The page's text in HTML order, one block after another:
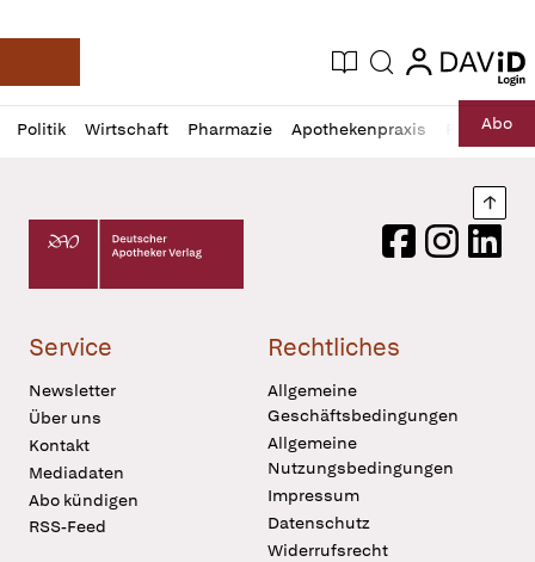
Deutsche Apotheker Zeitung
Aktuelle Ausgabe
Suche login
login
Politik Wirtschaft Pharmazie Apothekenpraxis RechtAbo
Profil
öffnen
Daz
Pur
Deutscher Apotheker Verlag Logo
FacebookInstagram
Service
Newsletter
Über uns
Kontakt
Mediadaten
Abo kündigen
RSS-Feed
Rechtliches
Allgemeine
Geschäftsbedingungen
Allgemeine
Nutzungsbedingungen
Impressum
Datenschutz
Widerrufsrecht